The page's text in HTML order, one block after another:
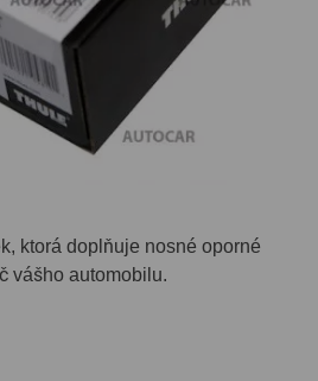
ktorá doplňuje nosné oporné
vášho automobilu.